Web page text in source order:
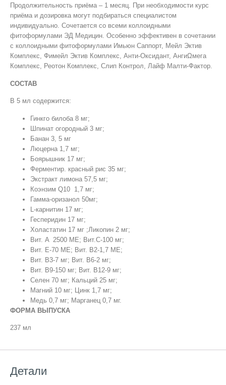
Продолжительность приёма – 1 месяц. При необходимости курс
приёма и дозировка могут подбираться специалистом
индивидуально. Сочетается со всеми коллоидными
фитоформулами ЭД Медицин. Особенно эффективен в сочетании
с коллоидными фитоформулами Имьюн Саппорт, Мейл Эктив
Комплекс, Фимейл Эктив Комплекс, Анти-Оксидант, АнгиΩмега
Комплекс, Реотон Комплекс, Слип Контрол, Лайф Малти-Фактор.
СОСТАВ
В 5 мл содержится:
Гинкго билоба 8 мг;
Шпинат огородный 3 мг;
Банан 3, 5 мг
Люцерна 1,7 мг;
Боярышник 17 мг;
Ферментир. красный рис 35 мг;
Экстракт лимона 57,5 мг;
Коэнзим Q10 1,7 мг;
Гамма-оризанол 50мг;
L-карнитин 17 мг;
Гесперидин 17 мг;
Холастатин 17 мг ;Ликопин 2 мг;
Вит. A 2500 МЕ; Вит.С-100 мг;
Вит. E-70 МЕ; Вит. B2-1,7 МЕ;
Вит. B3-7 мг; Вит. B6-2 мг;
Вит. B9-150 мг; Вит. B12-9 мг;
Селен 70 мг; Кальций 25 мг;
Магний 10 мг; Цинк 1,7 мг;
Медь 0,7 мг; Марганец 0,7 мг.
ФОРМА ВЫПУСКА
237 мл
Детали